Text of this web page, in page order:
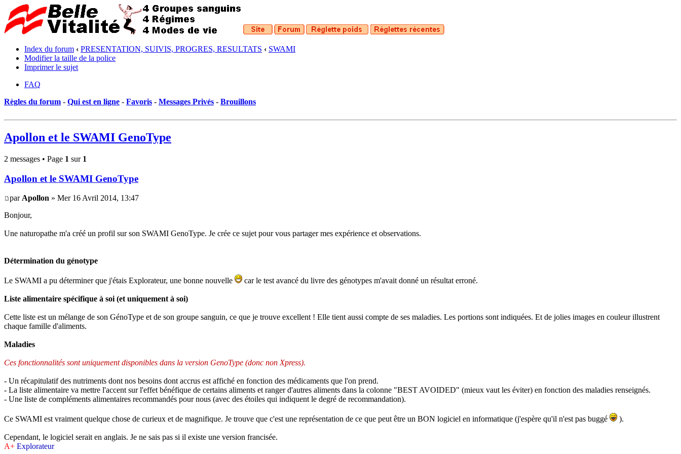
Index du forum ‹ PRESENTATION, SUIVIS, PROGRES, RESULTATS ‹ SWAMI
Modifier la taille de la police
Imprimer le sujet
FAQ
Règles du forum - Qui est en ligne - Favoris - Messages Privés - Brouillons
Apollon et le SWAMI GenoType
2 messages • Page 1 sur 1
Apollon et le SWAMI GenoType
par Apollon » Mer 16 Avril 2014, 13:47
Bonjour,
Une naturopathe m'a créé un profil sur son SWAMI GenoType. Je crée ce sujet pour vous partager mes expérience et observations.
Détermination du génotype
Le SWAMI a pu déterminer que j'étais Explorateur, une bonne nouvelle car le test avancé du livre des génotypes m'avait donné un résultat erroné.
Liste alimentaire spécifique à soi (et uniquement à soi)
Cette liste est un mélange de son GénoType et de son groupe sanguin, ce que je trouve excellent ! Elle tient aussi compte de ses maladies. Les portions sont indiquées. Et de jolies images en couleur illustrent
chaque famille d'aliments.
Maladies
Ces fonctionnalités sont uniquement disponibles dans la version GenoType (donc non Xpress).
- Un récapitulatif des nutriments dont nos besoins dont accrus est affiché en fonction des médicaments que l'on prend.
- La liste alimentaire va mettre l'accent sur l'effet bénéfique de certains aliments et ranger d'autres aliments dans la colonne "BEST AVOIDED" (mieux vaut les éviter) en fonction des maladies renseignés.
- Une liste de compléments alimentaires recommandés pour nous (avec des étoiles qui indiquent le degré de recommandation).
Ce SWAMI est vraiment quelque chose de curieux et de magnifique. Je trouve que c'est une représentation de ce que peut être un BON logiciel en informatique (j'espère qu'il n'est pas buggé ).
Cependant, le logiciel serait en anglais. Je ne sais pas si il existe une version francisée.
A+ Explorateur